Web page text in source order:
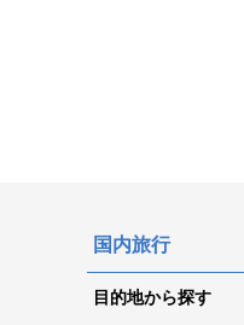
国内旅行
目的地から探す